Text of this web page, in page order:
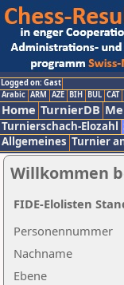
Logged on: Gast
Arabic ARM AZE BIH BUL CAT
Home TurnierDB
Turnierschach-Elozahl
Allgemeines Turnier
Willkommen
Nachname
Ebene
Personennummer
FIDE-Elolisten